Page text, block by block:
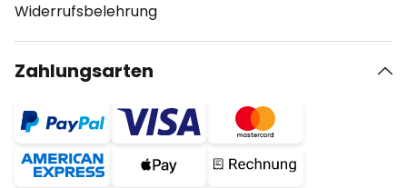
Widerrufsbelehrung
Zahlungsarten